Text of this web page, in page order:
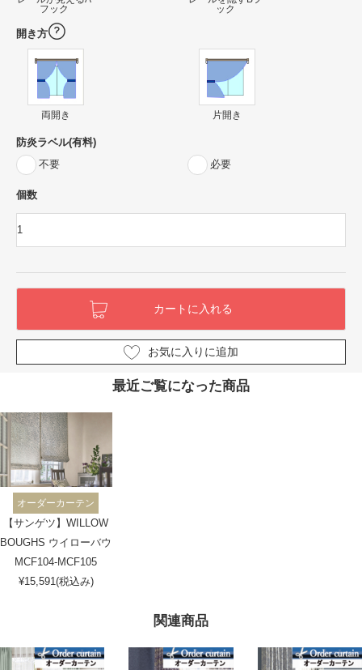
フック
ック
開き方
両開き 片開き
防炎ラベル(有料)
不要
必要
個数
お気に入りに追加
関連商品
最近ご覧になった商品
オーダーカーテン
【サンゲツ】WILLOW
BOUGHS ウイローバウ
MCF104-MCF105
¥15,591(税込み)